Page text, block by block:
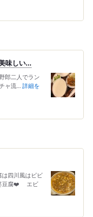
味しい...
郎二人でラン
ャ流... 詳細を
四川風はビビ
婆豆腐❤️ エビ